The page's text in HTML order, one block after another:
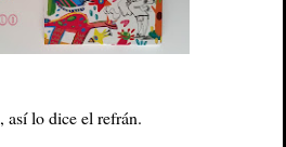
así lo dice el refrán.